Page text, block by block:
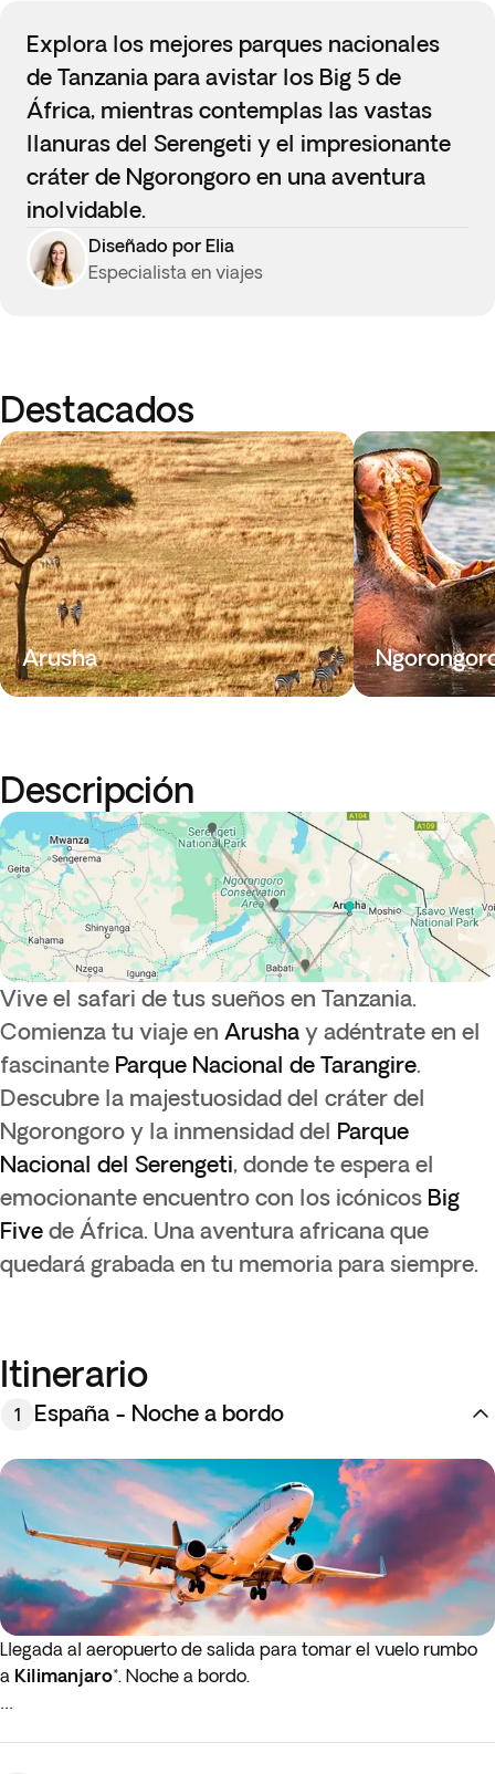
Explora los mejores parques nacionales
de Tanzania para avistar los Big 5 de
África, mientras contemplas las vastas
llanuras del Serengeti y el impresionante
cráter de Ngorongoro en una aventura
inolvidable.
Diseñado por Elia
Especialista en viajes
Destacados
Arusha
Descripción
Vive el safari de tus sueños en Tanzania.
Comienza tu viaje en Arusha y adéntrate en el
fascinante Parque Nacional de Tarangire.
Descubre la majestuosidad del cráter del
Ngorongoro y la inmensidad del Parque
Nacional del Serengeti, donde te espera el
emocionante encuentro con los icónicos Big
Five de África. Una aventura africana que
quedará grabada en tu memoria para siempre.
Itinerario
1 España - Noche a bordo
Llegada al aeropuerto de salida para tomar el vuelo rumbo
a Kilimanjaro*. Noche a bordo.